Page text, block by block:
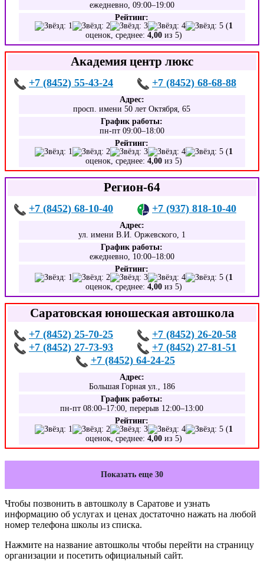
ежедневно, 09:00–19:00
Рейтинг:
(1
оценок, среднее:4,00 из 5)
Академия центр люкс
+7 (8452) 55-43-24 +7 (8452) 68-68-88
Адрес:
просп. имени 50 лет Октября, 65
График работы:
пн-пт 09:00–18:00
Рейтинг:
(1
оценок, среднее:4,00 из 5)
Регион-64
+7 (8452) 68-10-40 +7 (937) 818-10-40
Адрес:
ул. имени В.И. Оржевского, 1
График работы:
ежедневно, 10:00–18:00
Рейтинг:
(1
оценок, среднее:4,00 из 5)
Саратовская юношеская автошкола
+7 (8452) 25-70-25
+7 (8452) 26-20-58
+7 (8452) 27-73-93
+7 (8452) 27-81-51
+7 (8452) 64-24-25
Адрес:
Большая Горная ул., 186
График работы:
пн-пт 08:00–17:00, перерыв 12:00–13:00
Рейтинг:
(1
оценок, среднее:4,00 из 5)
Показать еще 30
Чтобы позвонить в автошколу в Саратове и узнать
информацию об услугах и ценах достаточно нажать на любой
номер телефона школы из списка.
Нажмите на название автошколы чтобы перейти на страницу
организации и посетить официальный сайт.